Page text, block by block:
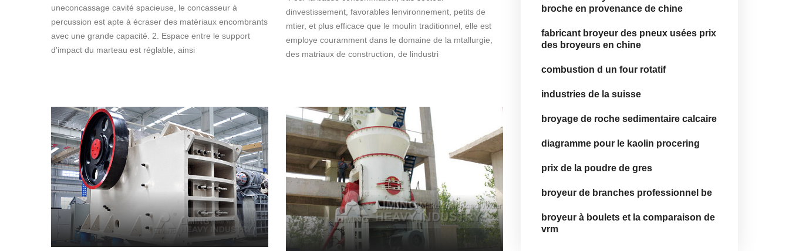
uneconcassage cavité spacieuse, le concasseur à
percussion est apte à écraser des matériaux encombrants
avec une grande capacité. 2. Espace entre le support
d'impact du marteau est réglable, ainsi
dinvestissement, favorables lenvironnement, petits de
mtier, et plus efficace que le moulin traditionnel, elle est
employe couramment dans le domaine de la mtallurgie,
des matriaux de construction, de lindustri
broche en provenance de chine
fabricant broyeur des pneux usées prix
des broyeurs en chine
combustion d un four rotatif
industries de la suisse
broyage de roche sedimentaire calcaire
diagramme pour le kaolin procering
prix de la poudre de gres
broyeur de branches professionnel be
broyeur à boulets et la comparaison de
vrm